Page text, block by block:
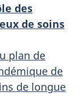
des
de soins
plan de
de
de longue